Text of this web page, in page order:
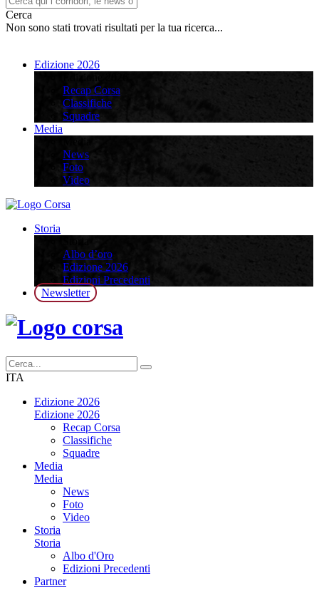
Cerca
Non sono stati trovati risultati per la tua ricerca...
Edizione 2026
Recap Corsa
Classifiche
Squadre
Media
News
Foto
Video
Storia
Albo d’oro
Edizione 2026
Edizioni Precedenti
Newsletter
ITA
Edizione 2026
Edizione 2026
Recap Corsa
Classifiche
Squadre
Media
Media
News
Foto
Video
Storia
Storia
Albo d'Oro
Edizioni Precedenti
Partner